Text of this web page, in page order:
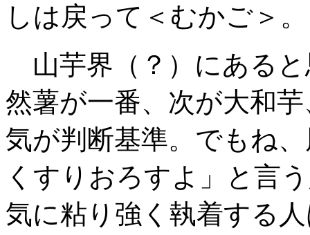
しは戻って＜むかご＞。
山芋界（？）にある
然薯が一番、次が大和
気が判断基準。でもね
くすりおろすよ」と言
気に粘り強く執着する